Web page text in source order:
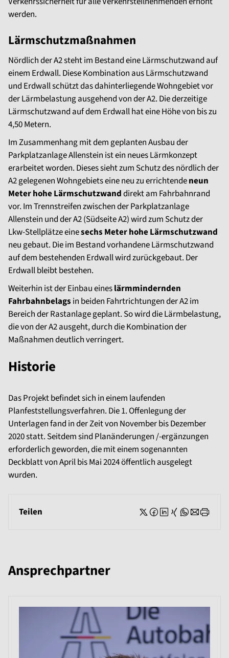
werden.
Lärmschutzmaßnahmen
Nördlich der A2 steht im Bestand eine Lärmschutzwand auf
einem Erdwall. Diese Kombination aus Lärmschutzwand
und Erdwall schützt das dahinterliegende Wohngebiet vor
der Lärmbelastung ausgehend von der A2. Die derzeitige
Lärmschutzwand auf dem Erdwall hat eine Höhe von bis zu
4,50 Metern.
Im Zusammenhang mit dem geplanten Ausbau der
Parkplatzanlage Allenstein ist ein neues Lärmkonzept
erarbeitet worden. Dieses sieht zum Schutz des nördlich der
A2 gelegenen Wohngebiets eine neu zu errichtendeneun
Meter hohe Lärmschutzwanddirekt am Fahrbahnrand
vor. Im Trennstreifen zwischen der Parkplatzanlage
Allenstein und der A2 (Südseite A2) wird zum Schutz der
Lkw-Stellplätze einesechs Meter hohe Lärmschutzwand
neu gebaut. Die im Bestand vorhandene Lärmschutzwand
auf dem bestehenden Erdwall wird zurückgebaut. Der
Erdwall bleibt bestehen.
Weiterhin ist der Einbau eineslärmmindernden
Fahrbahnbelags in beiden Fahrtrichtungen der A2 im
Bereich der Rastanlage geplant. So wird die Lärmbelastung,
die von der A2 ausgeht, durch die Kombination der
Maßnahmen deutlich verringert.
Historie
Das Projekt befindet sich in einem laufenden
Planfeststellungsverfahren. Die 1. Offenlegung der
Unterlagen fand in der Zeit von November bis Dezember
2020 statt. Seitdem sind Planänderungen /-ergänzungen
erforderlich geworden, die mit einem sogenannten
Deckblatt von April bis Mai 2024 öffentlich ausgelegt
wurden.
Teilen
Ansprechpartner